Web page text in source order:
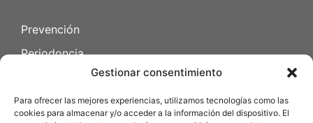
Gestionar consentimiento
Para ofrecer las mejores experiencias, utilizamos tecnologías como las
cookies para almacenar y/o acceder a la información del dispositivo. El
Prevención
Periodoncia
Cirugia oral